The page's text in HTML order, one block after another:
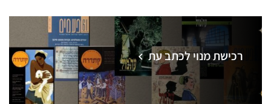
רכישת מנוי לכתב עת